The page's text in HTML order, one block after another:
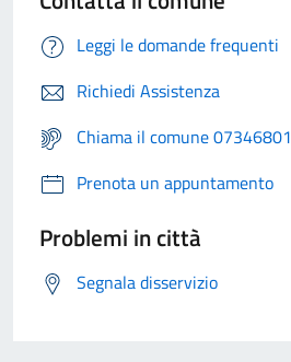
Leggi le domande frequenti
Richiedi Assistenza
Chiama il comune 07346801
Prenota un appuntamento
Problemi in città
Segnala disservizio